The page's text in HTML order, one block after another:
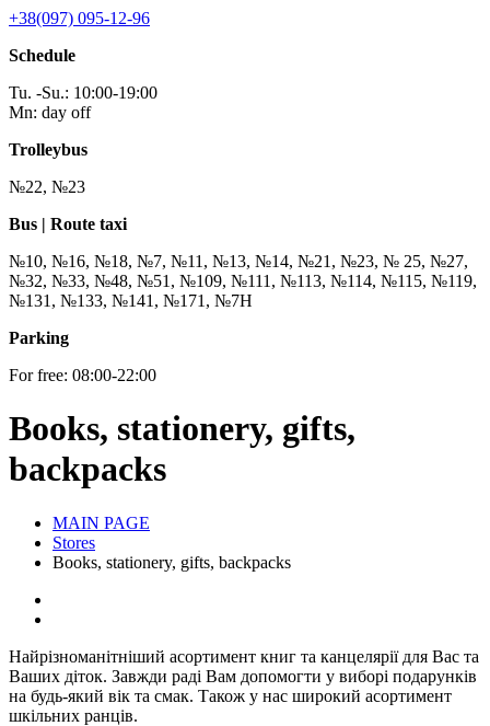
+38(097) 095-12-96
Schedule
Tu. -Su.: 10:00-19:00
Mn: day off
Trolleybus
№22, №23
Bus | Route taxi
№10, №16, №18, №7, №11, №13, №14, №21, №23, № 25, №27,
№32, №33, №48, №51, №109, №111, №113, №114, №115, №119,
№131, №133, №141, №171, №7Н
Parking
For free: 08:00-22:00
Books, stationery, gifts,
backpacks
MAIN PAGE
Stores
Books, stationery, gifts, backpacks
Найрізноманітніший асортимент книг та канцелярії для Вас та
Ваших діток. Завжди раді Вам допомогти у виборі подарунків
на будь-який вік та смак. Також у нас широкий асортимент
шкільних ранців.